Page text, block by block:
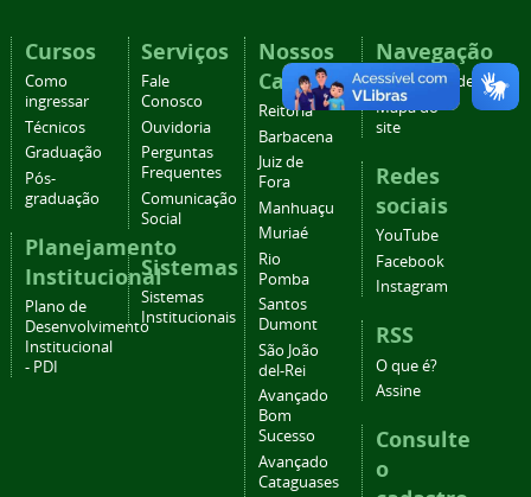
Cursos
Como
ingressar
Técnicos
Graduação
Pós-
graduação
Planejamento
Institucional
Plano de
Desenvolvimento
Institucional
- PDI
Serviços
Fale
Conosco
Ouvidoria
Perguntas
Frequentes
Comunicação
Social
Sistemas
Sistemas
Institucionais
Nossos
Campi
Reitoria
Barbacena
Juiz de
Fora
Manhuaçu
Muriaé
Rio
Pomba
Santos
Dumont
São João
del-Rei
Avançado
Bom
Sucesso
Avançado
Cataguases
Navegação
Acessibilidade
Mapa do
site
Redes
sociais
YouTube
Facebook
Instagram
RSS
O que é?
Assine
Consulte
o